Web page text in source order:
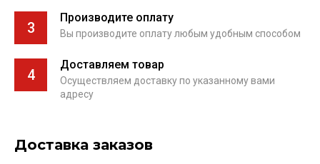
3
Производите оплату
Вы производите оплату любым удобным способом
4
Доставляем товар
Осуществляем доставку по указанному вами
адресу
Доставка заказов